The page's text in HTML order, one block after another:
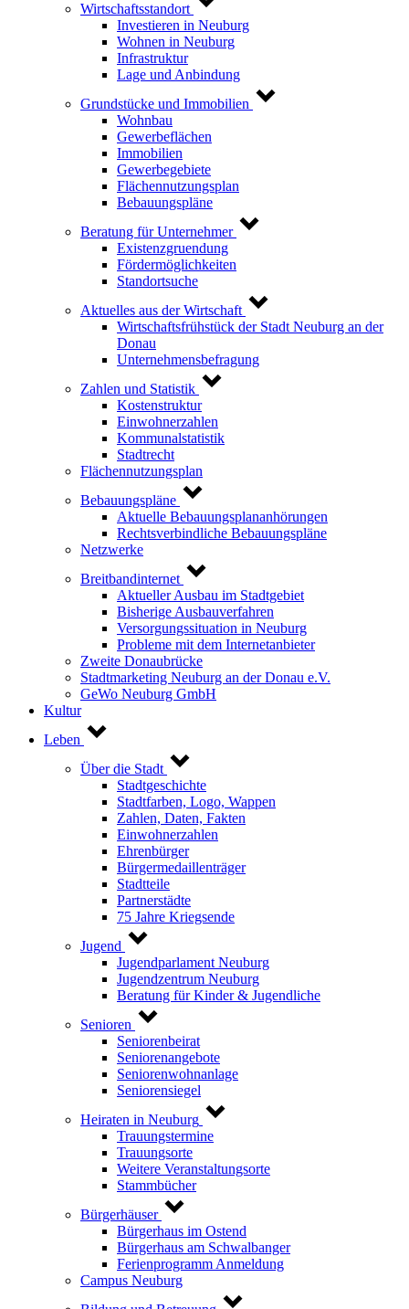
Wirtschaftsstandort
Investieren in Neuburg
Wohnen in Neuburg
Infrastruktur
Lage und Anbindung
Grundstücke und Immobilien
Wohnbau
Gewerbeflächen
Immobilien
Gewerbegebiete
Flächennutzungsplan
Bebauungspläne
Beratung für Unternehmer
Existenzgruendung
Fördermöglichkeiten
Standortsuche
Aktuelles aus der Wirtschaft
Wirtschaftsfrühstück der Stadt Neuburg an der
Donau
Unternehmensbefragung
Zahlen und Statistik
Kostenstruktur
Einwohnerzahlen
Kommunalstatistik
Stadtrecht
Flächennutzungsplan
Bebauungspläne
Aktuelle Bebauungsplananhörungen
Rechtsverbindliche Bebauungspläne
Netzwerke
Breitbandinternet
Aktueller Ausbau im Stadtgebiet
Bisherige Ausbauverfahren
Versorgungssituation in Neuburg
Probleme mit dem Internetanbieter
Zweite Donaubrücke
Stadtmarketing Neuburg an der Donau e.V.
GeWo Neuburg GmbH
Kultur
Leben
Über die Stadt
Stadtgeschichte
Stadtfarben, Logo, Wappen
Zahlen, Daten, Fakten
Einwohnerzahlen
Ehrenbürger
Bürgermedaillenträger
Stadtteile
Partnerstädte
75 Jahre Kriegsende
Jugend
Jugendparlament Neuburg
Jugendzentrum Neuburg
Beratung für Kinder & Jugendliche
Senioren
Seniorenbeirat
Seniorenangebote
Seniorenwohnanlage
Seniorensiegel
Heiraten in Neuburg
Trauungstermine
Trauungsorte
Weitere Veranstaltungsorte
Stammbücher
Bürgerhäuser
Bürgerhaus im Ostend
Bürgerhaus am Schwalbanger
Ferienprogramm Anmeldung
Campus Neuburg